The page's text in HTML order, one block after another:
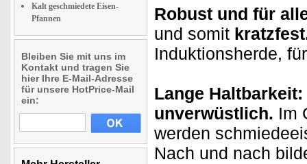
Kalt geschmiedete Eisen-
Pfannen
Bleiben Sie mit uns im
Kontakt und tragen Sie
hier Ihre E-Mail-Adresse
für unsere HotPrice-Mail
ein:
Robust und für
und somit
Induktionsherde,
Lange Haltbarkeit:
unverwüstlich. Im
werden
Nach und nach